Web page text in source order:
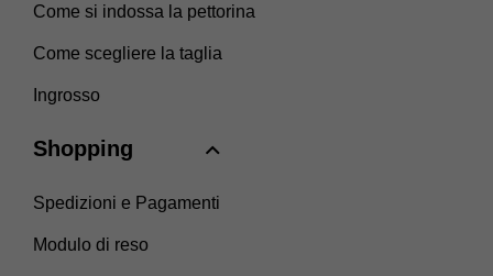
Come si indossa la pettorina
Come scegliere la taglia
Ingrosso
Shopping
Spedizioni e Pagamenti
Modulo di reso